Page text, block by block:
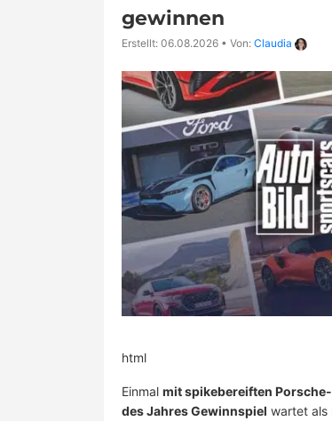
gewinnen
Erstellt: 06.08.2026 • Von: Claudia
html
Einmal mit spikebereiften
des Jahres Gewinnspiel wartet als